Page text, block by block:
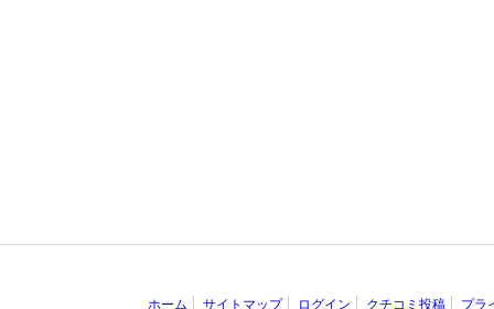
ホーム サイトマップ ログイン クチコミ投稿 プラ